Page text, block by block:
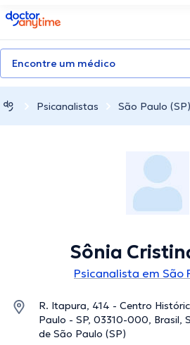
doctoranytime
Encontre um médico
Psicanalistas São Paulo (SP)
Sônia
Psicanalista em São
R. Itapura, 414 - Centro
Paulo - SP, 03310-000, Brasil,
de São Paulo (SP)